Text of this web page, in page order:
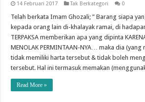
14 Februari 2017 Tak Berkategori 0
Telah berkata Imam Ghozali; ” Barang siapa
kepada orang lain di-khalayak ramai, di
TERPAKSA memberikan apa yang dipinta
MENOLAK PERMINTAAN-NYA… maka dia
tidak memiliki harta tersebut & tidak boleh
tersebut. Hal ini termasuk memakan
Read More »